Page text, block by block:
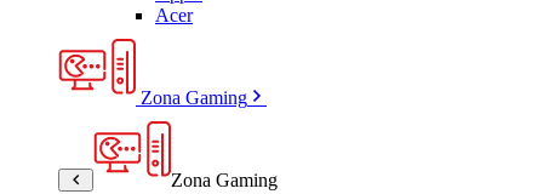
Acer
Zona Gaming
Zona Gaming